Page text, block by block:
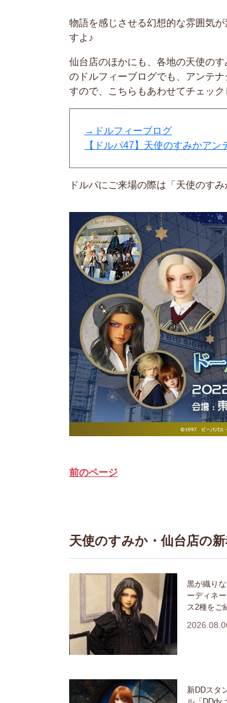
物語を感じさせる幻想的な雰囲気
すよ♪
仙台店のほかにも、各地の天使の
のドルフィーブログでも、アンテ
すので、こちらもあわせてチェック
→ドルフィーブログ
【ドルパ47】天使のすみかア
ドルパにご来場の際は「天使のす
前のページ
天使のすみか・仙台店の
黒が織り
ーディネ
ス2種をご
新DDスタ